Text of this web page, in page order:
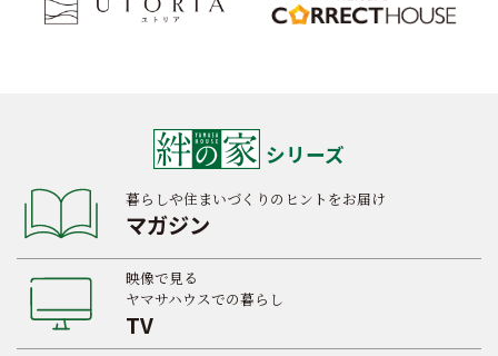
シリーズ
暮らしや住まいづくりのヒントをお届け
マガジン
映像で見る
ヤマサハウスでの暮らし
TV